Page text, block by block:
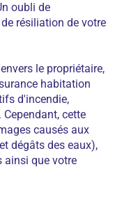
oubli de
résiliation de votre
le propriétaire,
habitation
d'incendie,
cette
causés aux
dégâts des eaux),
ainsi que votre